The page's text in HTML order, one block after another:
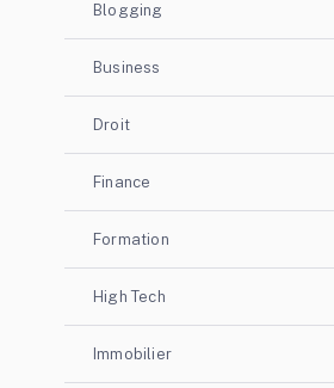
Blogging
Business
Droit
Finance
Formation
High Tech
Immobilier